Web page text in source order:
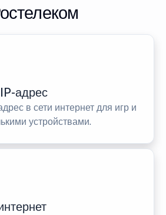
адрес
в сети интернет для игр и
устройствами.